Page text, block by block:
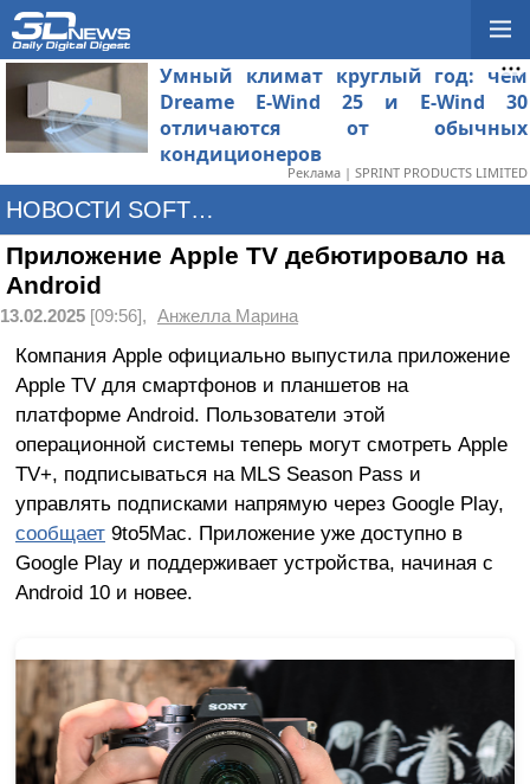
Умный климат круглый год: чем
Dreame E-Wind 25 и E-Wind 30
отличаются от обычных
кондиционеров
Реклама | SPRINT PRODUCTS LIMITED
НОВОСТИ SOFTWARE
Приложение Apple TV дебютировало на
Android
13.02.2025 [09:56], Анжелла Марина
Компания Apple официально выпустила приложение
Apple TV для смартфонов и планшетов на
платформе Android. Пользователи этой
операционной системы теперь могут смотреть Apple
TV+, подписываться на MLS Season Pass и
управлять подписками напрямую через Google Play,
сообщает9to5Mac. Приложение уже доступно в
Google Play и поддерживает устройства, начиная с
Android 10 и новее.